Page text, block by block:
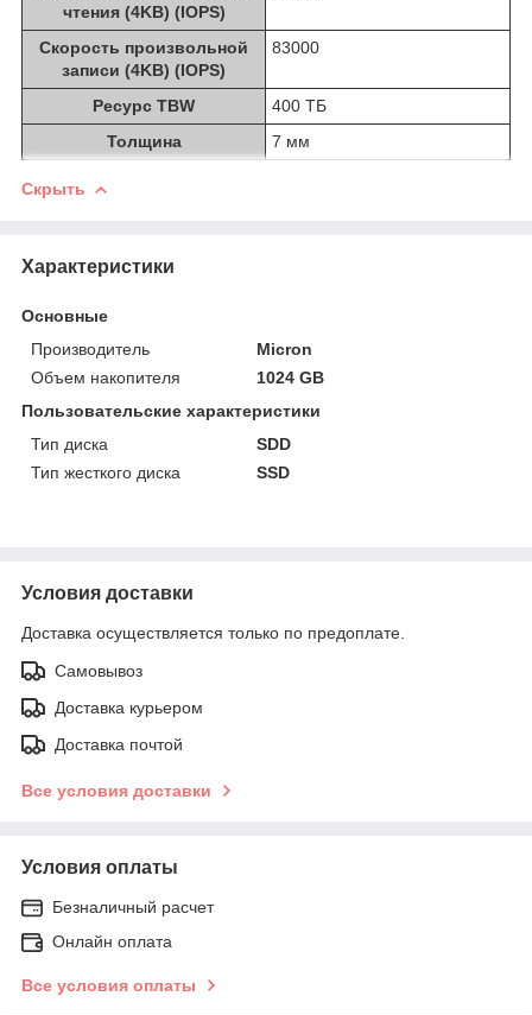
чтения (4KB) (IOPS)
Скорость произвольной
записи (4KB) (IOPS)
83000
Ресурс TBW
400 ТБ
Толщина
7 мм
Скрыть
Характеристики
Основные
Производитель
Micron
Объем накопителя
1024 GB
Пользовательские характеристики
Тип диска
SDD
Тип жесткого диска
SSD
Условия доставки
Доставка осуществляется только по предоплате.
Самовывоз
Доставка курьером
Доставка почтой
Все условия доставки
Условия оплаты
Безналичный расчет
Онлайн оплата
Все условия оплаты